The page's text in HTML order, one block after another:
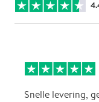
Snelle levering,